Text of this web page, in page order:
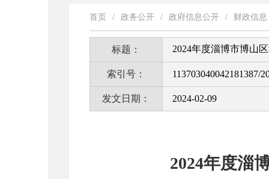
首页 / 政务公开 / 政府信息公开 / 财政信息
标题： 2024年度淄博市博山
索引号： 113703040042181387/
发文日期： 2024-02-09
2024年度淄